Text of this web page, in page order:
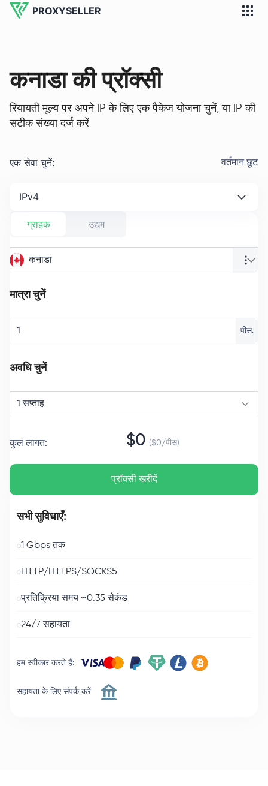
PROXYSELLER
कनाडा की प्रॉक्सी
रियायती मूल्य पर अपने IP के लिए एक पैकेज योजना चुनें, या IP की
सटीक संख्या दर्ज करें
एक सेवा चुनें: वर्तमान छूट
IPv4
ग्राहक उद्यम
कनाडा
मात्रा चुनें
पीस.
अवधि चुनें
1 सप्ताह
कुल लागत: $0 ($0/पीस)
प्रॉक्सी खरीदें
सभी सुविधाएँ:
1 Gbps तक
HTTP/HTTPS/SOCKS5
प्रतिक्रिया समय ~0.35 सेकंड
24/7 सहायता
हम स्वीकार करते हैं:
सहायता के लिए संपर्क करें